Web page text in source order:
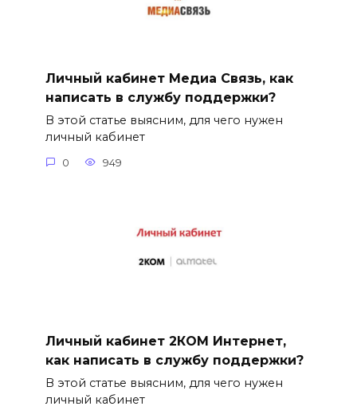
Личный кабинет Медиа Связь, как
написать в службу поддержки?
В этой статье выясним, для чего нужен
личный кабинет
0 949
Личный кабинет 2КОМ Интернет,
как написать в службу поддержки?
В этой статье выясним, для чего нужен
личный кабинет